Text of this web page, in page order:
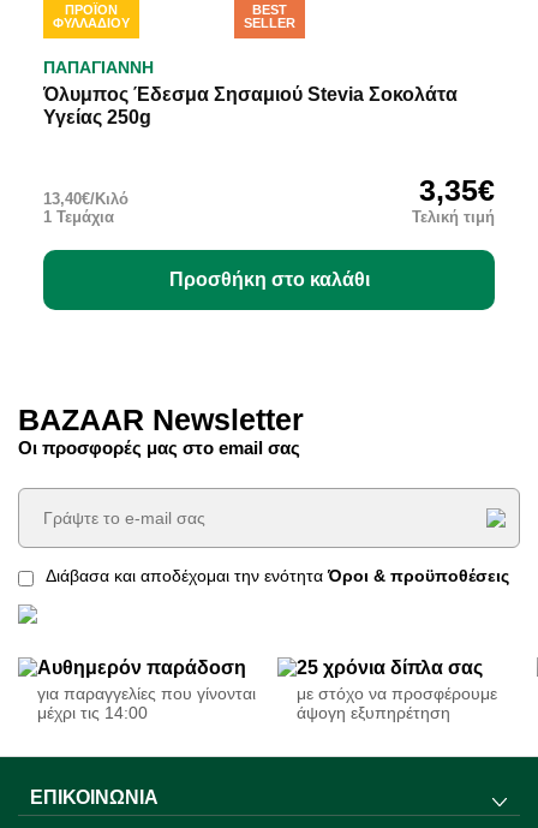
ΠΡΟΪΟΝ
ΦΥΛΛΑΔΙΟΥ
BEST
SELLER
ΠΑΠΑΓΙΑΝΝΗ
Όλυμπος Έδεσμα Σησαμιού Stevia Σοκολάτα
Υγείας 250g
3,35€
Τελική τιμή
1 Τεμάχια
13,40€/Κιλό
Προσθήκη στο καλάθι
BAZAAR Newsletter
Οι προσφορές μας στο email σας
Διάβασα και αποδέχομαι την ενότηταΌροι & προϋποθέσεις
Αυθημερόν παράδοση
για παραγγελίες που γίνονται
μέχρι τις 14:00
25 χρόνια δίπλα σας
με στόχο να προσφέρουμε
άψογη εξυπηρέτηση
ΕΠΙΚΟΙΝΩΝΊΑ